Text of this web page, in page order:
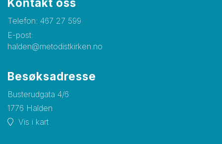
Kontakt oss
Telefon: 467 27 599
E-post:
halden@metodistkirken.no
Besøksadresse
Busterudgata 4/6
1776 Halden
Vis i kart